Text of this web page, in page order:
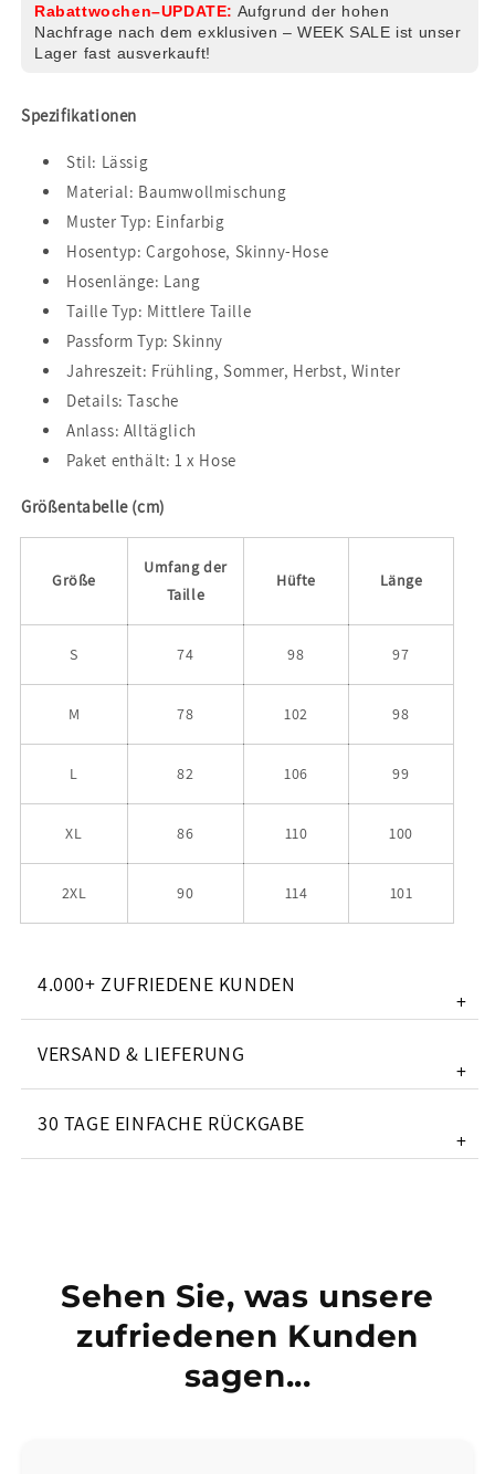
Rabattwochen–UPDATE: Aufgrund der hohen
Nachfrage nach dem exklusiven – WEEK SALE ist unser
Lager fast ausverkauft!
Spezifikationen
Stil: Lässig
Material: Baumwollmischung
Muster Typ: Einfarbig
Hosentyp: Cargohose, Skinny-Hose
Hosenlänge: Lang
Taille Typ: Mittlere Taille
Passform Typ: Skinny
Jahreszeit: Frühling, Sommer, Herbst, Winter
Details: Tasche
Anlass: Alltäglich
Paket enthält: 1 x Hose
Größentabelle (cm)
Größe
Umfang der
Taille
Hüfte Länge
S 74 98 97
M 78 102 98
L 82 106 99
XL 86 110 100
2XL 90 114 101
4.000+ ZUFRIEDENE KUNDEN
+
VERSAND & LIEFERUNG
+
30 TAGE EINFACHE RÜCKGABE
+
Sehen Sie, was unsere
zufriedenen Kunden
sagen...